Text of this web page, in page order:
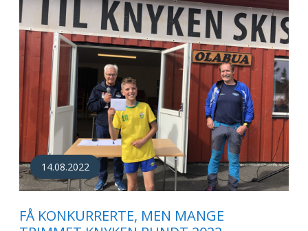
14.08.2022
FÅ KONKURRERTE, MEN MANGE